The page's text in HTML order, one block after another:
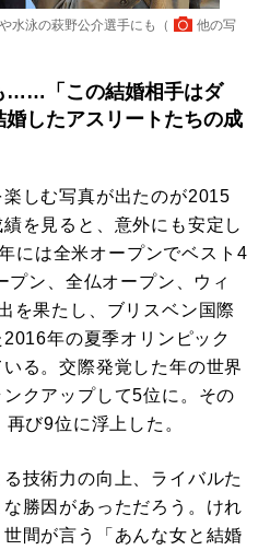
水泳の萩野公介選手にも（
他の写
……「この結婚相手はダ
婚したアスリートたちの成
しむ写真が出たのが2015
を見ると、意外にも安定し
には全米オープンでベスト4
プン、全仏オープン、ウィ
を果たし、ブリスベン国際
年の夏季オリンピック
る。交際発覚した年の世界
クアップして5位に。その
び9位に浮上した。
技術力の向上、ライバルた
勝因があっただろう。けれ
間が言う「あんな女と結婚